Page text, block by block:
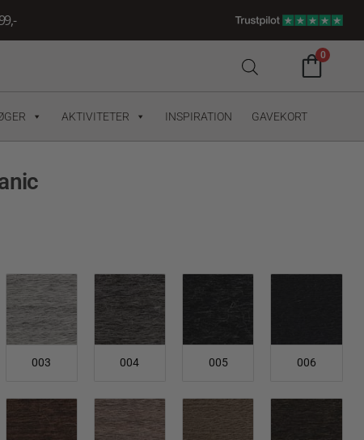
0
AKTIVITETER INSPIRATION GAVEKORT
003 004 005 006